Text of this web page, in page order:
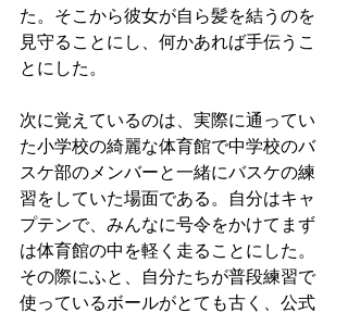
た。そこから彼女が自ら髪を結うのを
見守ることにし、何かあれば手伝うこ
とにした。
次に覚えているのは、実際に通ってい
た小学校の綺麗な体育館で中学校のバ
スケ部のメンバーと一緒にバスケの練
習をしていた場面である。自分はキャ
プテンで、みんなに号令をかけてまず
は体育館の中を軽く走ることにした。
その際にふと、自分たちが普段練習で
使っているボールがとても古く、公式